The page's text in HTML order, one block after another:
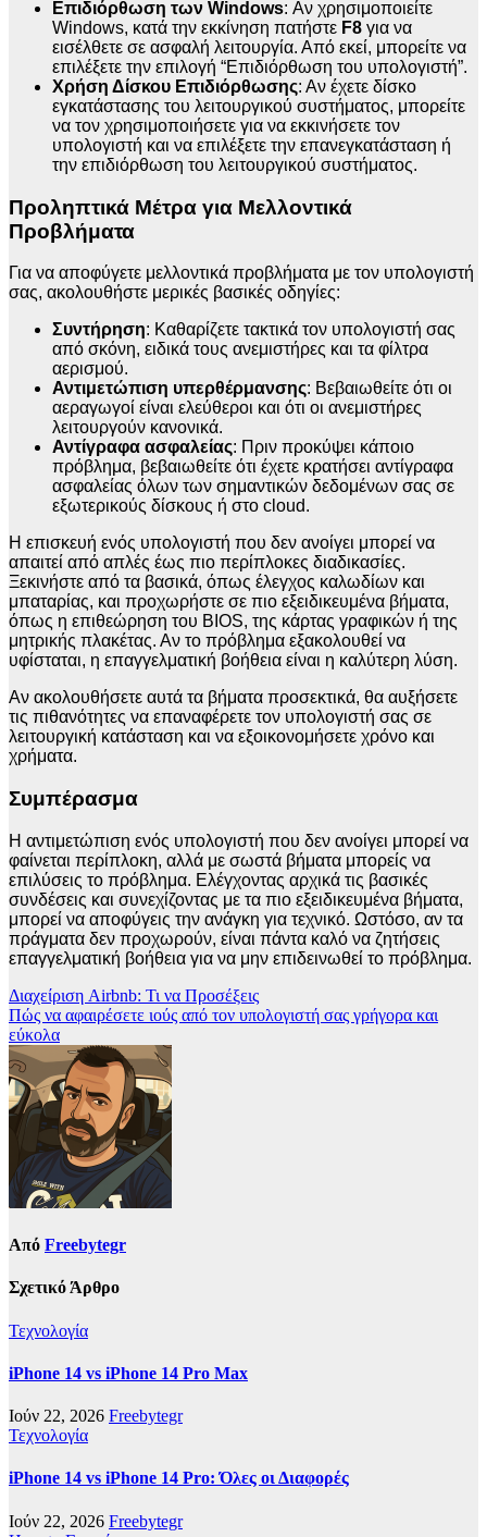
Επιδιόρθωση των Windows: Αν χρησιμοποιείτε
Windows, κατά την εκκίνηση πατήστε F8 για να
εισέλθετε σε ασφαλή λειτουργία. Από εκεί, μπορείτε να
επιλέξετε την επιλογή “Επιδιόρθωση του υπολογιστή”.
Χρήση Δίσκου Επιδιόρθωσης: Αν έχετε δίσκο
εγκατάστασης του λειτουργικού συστήματος, μπορείτε
να τον χρησιμοποιήσετε για να εκκινήσετε τον
υπολογιστή και να επιλέξετε την επανεγκατάσταση ή
την επιδιόρθωση του λειτουργικού συστήματος.
Προληπτικά Μέτρα για Μελλοντικά
Προβλήματα
Για να αποφύγετε μελλοντικά προβλήματα με τον υπολογιστή
σας, ακολουθήστε μερικές βασικές οδηγίες:
Συντήρηση: Καθαρίζετε τακτικά τον υπολογιστή σας
από σκόνη, ειδικά τους ανεμιστήρες και τα φίλτρα
αερισμού.
Αντιμετώπιση υπερθέρμανσης: Βεβαιωθείτε ότι οι
αεραγωγοί είναι ελεύθεροι και ότι οι ανεμιστήρες
λειτουργούν κανονικά.
Αντίγραφα ασφαλείας: Πριν προκύψει κάποιο
πρόβλημα, βεβαιωθείτε ότι έχετε κρατήσει αντίγραφα
ασφαλείας όλων των σημαντικών δεδομένων σας σε
εξωτερικούς δίσκους ή στο cloud.
Η επισκευή ενός υπολογιστή που δεν ανοίγει μπορεί να
απαιτεί από απλές έως πιο περίπλοκες διαδικασίες.
Ξεκινήστε από τα βασικά, όπως έλεγχος καλωδίων και
μπαταρίας, και προχωρήστε σε πιο εξειδικευμένα βήματα,
όπως η επιθεώρηση του BIOS, της κάρτας γραφικών ή της
μητρικής πλακέτας. Αν το πρόβλημα εξακολουθεί να
υφίσταται, η επαγγελματική βοήθεια είναι η καλύτερη λύση.
Αν ακολουθήσετε αυτά τα βήματα προσεκτικά, θα αυξήσετε
τις πιθανότητες να επαναφέρετε τον υπολογιστή σας σε
λειτουργική κατάσταση και να εξοικονομήσετε χρόνο και
χρήματα.
Συμπέρασμα
Η αντιμετώπιση ενός υπολογιστή που δεν ανοίγει μπορεί να
φαίνεται περίπλοκη, αλλά με σωστά βήματα μπορείς να
επιλύσεις το πρόβλημα. Ελέγχοντας αρχικά τις βασικές
συνδέσεις και συνεχίζοντας με τα πιο εξειδικευμένα βήματα,
μπορεί να αποφύγεις την ανάγκη για τεχνικό. Ωστόσο, αν τα
πράγματα δεν προχωρούν, είναι πάντα καλό να ζητήσεις
επαγγελματική βοήθεια για να μην επιδεινωθεί το πρόβλημα.
Πλοήγηση
άρθρων
Διαχείριση Airbnb: Τι να Προσέξεις
Πώς να αφαιρέσετε ιούς από τον υπολογιστή σας γρήγορα και
εύκολα
Από Freebytegr
Σχετικό Άρθρο
Τεχνολογία
iPhone 14 vs iPhone 14 Pro Max
Ιούν 22, 2026 Freebytegr
Τεχνολογία
iPhone 14 vs iPhone 14 Pro: Όλες οι Διαφορές
Ιούν 22, 2026 Freebytegr